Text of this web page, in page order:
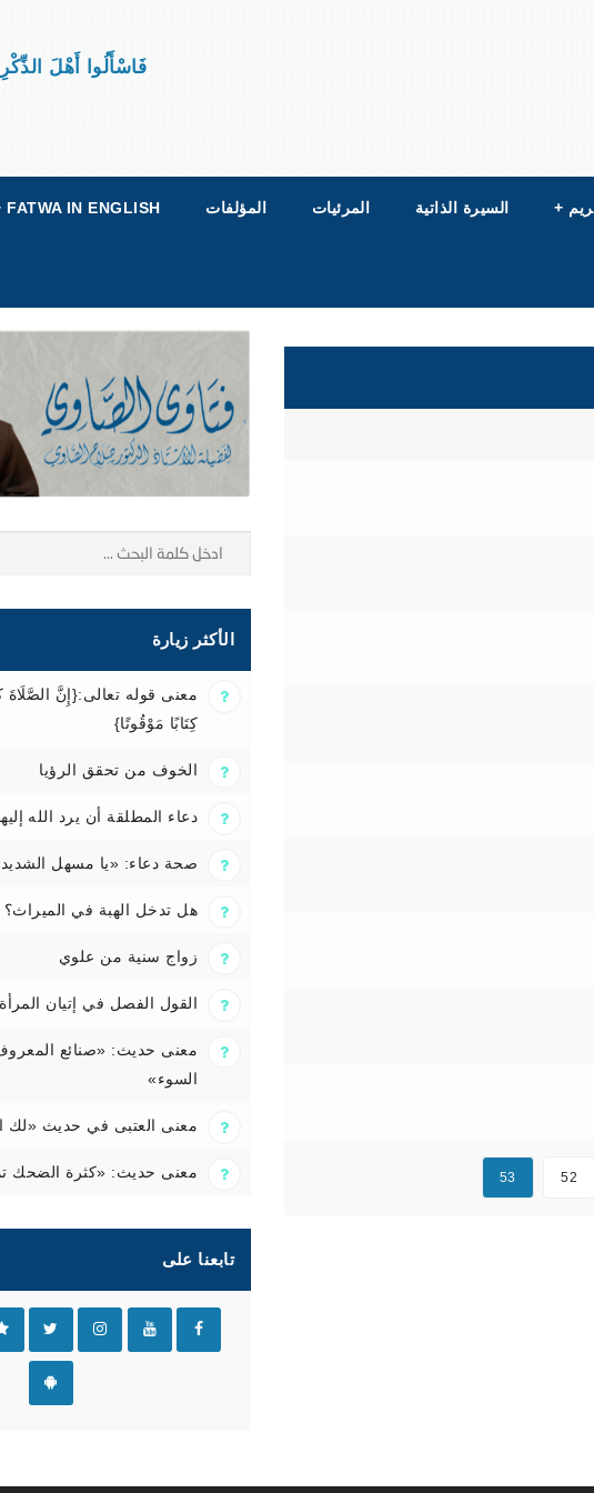
فَاسْأَلُوا أَهْلَ
+ السيرة الذاتية المرئيات المؤلفات FATWA IN ENGLISH
52
53
الأكثر زيارة
معنى قوله تعالى:{إِنَّ
كِتَابًا مَوْقُوتًا}
الخوف من تحقق الرؤيا
دعاء المطلقة أن يرد الله
صحة دعاء: «يا مسهل
هل تدخل الهبة في الميراث؟
زواج سنية من علوي
القول الفصل في إتيان
معنى حديث: «صنائع
السوء»
معنى العتبى في حديث «لك
معنى حديث: «كثرة الضحك
تابعنا على